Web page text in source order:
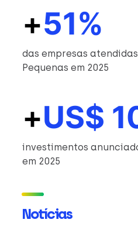
+51%
das empresas
Pequenas em 2025
+US$
investimentos
em 2025
Notícias